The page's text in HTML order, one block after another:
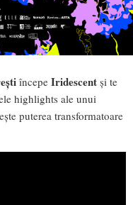
începe Iridescent și te
highlights ale unui
puterea transformatoare